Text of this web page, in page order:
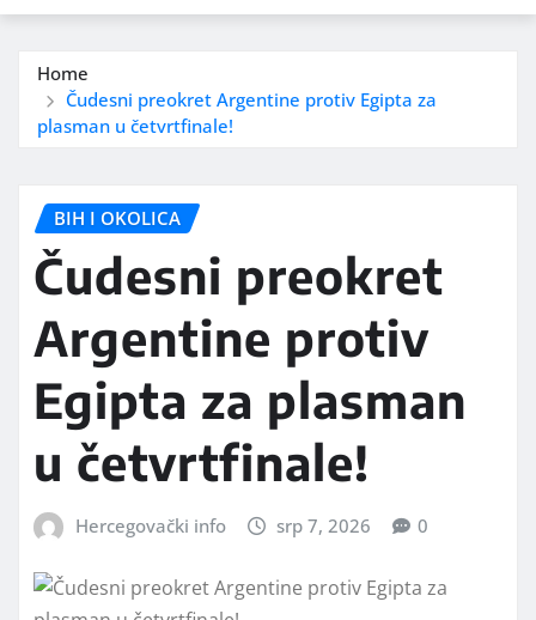
Home
Čudesni preokret Argentine protiv Egipta za
plasman u četvrtfinale!
BIH I OKOLICA
Čudesni preokret
Argentine protiv
Egipta za plasman
u četvrtfinale!
Hercegovački info srp 7, 2026 0